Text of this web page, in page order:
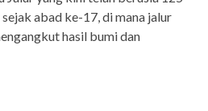
abad ke-17, di mana jalur
hasil bumi dan